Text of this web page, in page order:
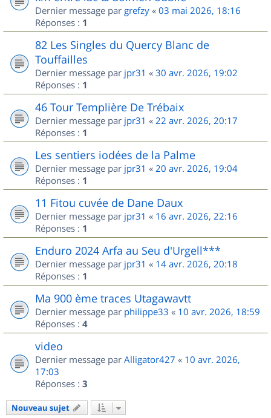
Dernier message par grefzy « 03 mai 2026, 18:16
Réponses : 1
82 Les Singles du Quercy Blanc de
Touffailles
Dernier message par jpr31 « 30 avr. 2026, 19:02
Réponses : 1
46 Tour Templière De Trébaix
Dernier message par jpr31 « 22 avr. 2026, 20:17
Réponses : 1
Les sentiers iodées de la Palme
Dernier message par jpr31 « 20 avr. 2026, 19:04
Réponses : 1
11 Fitou cuvée de Dane Daux
Dernier message par jpr31 « 16 avr. 2026, 22:16
Réponses : 1
Enduro 2024 Arfa au Seu d'Urgell***
Dernier message par jpr31 « 14 avr. 2026, 20:18
Réponses : 1
Ma 900 ème traces Utagawavtt
Dernier message par philippe33 « 10 avr. 2026, 18:59
Réponses : 4
video
Dernier message par Alligator427 « 10 avr. 2026,
17:03
Réponses : 3
Nouveau sujet